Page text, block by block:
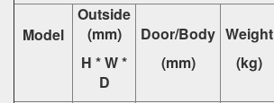
Model
Outside
(mm)
H * W *
D
Door/Body
(mm)
Weight
(kg)